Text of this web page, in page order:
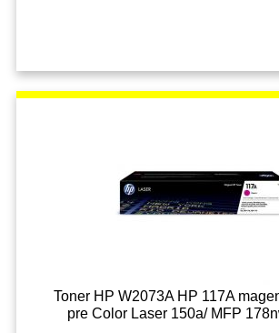
Toner HP W2073A HP 117A
pre Color Laser 150a/ MFP